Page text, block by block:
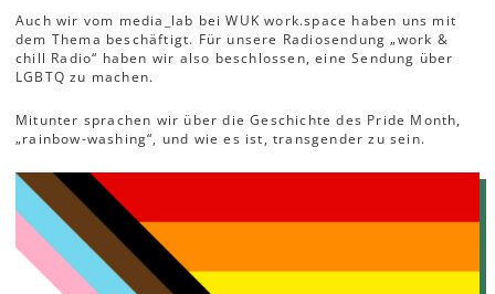
Auch wir vom media_lab bei WUK work.space haben uns mit
dem Thema beschäftigt. Für unsere Radiosendung „work &
chill Radio“ haben wir also beschlossen, eine Sendung über
LGBTQ zu machen.
Mitunter sprachen wir über die Geschichte des Pride Month,
„rainbow-washing“, und wie es ist, transgender zu sein.